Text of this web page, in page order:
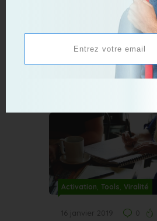
Acquisition,Tools
5 mars 2017 0 0
Social Media : à
Activation, Tools, Viralité
16 janvier 2019 0